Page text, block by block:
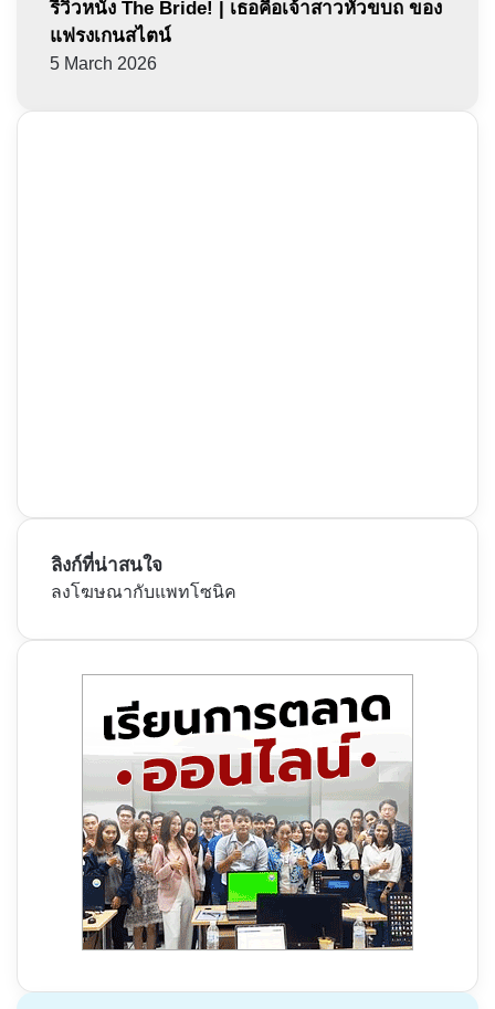
รีวิวหนัง The Bride! | เธอคือเจ้าสาวหัวขบถ ของ
แฟรงเกนสไตน์
5 March 2026
ลิงก์ที่น่าสนใจ
ลงโฆษณากับแพทโซนิค